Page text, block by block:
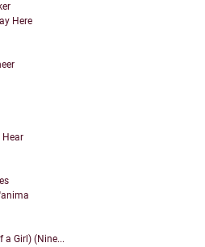
Here
Hear
a Girl) (Nine...